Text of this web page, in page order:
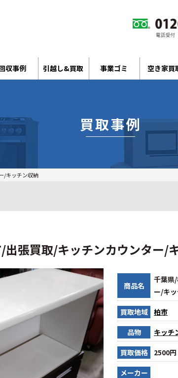
収事例 引越し&買取 事業ゴミ 空き家買
買取事例
/キッチン収納
張買取/キッチンカウンター/
商品名
千葉県
ー/キ
買取地域 柏市
品物 キッチ
買取価格 2500円
メーカー